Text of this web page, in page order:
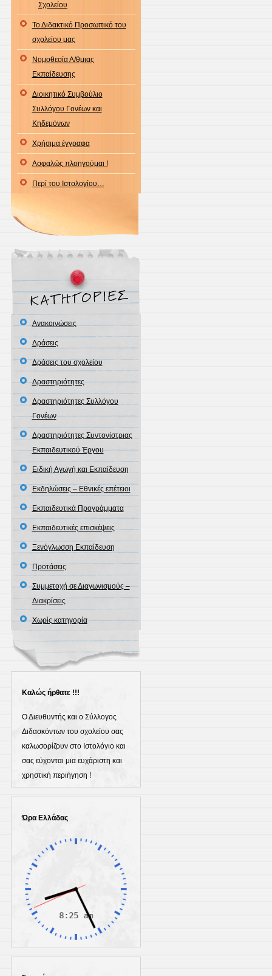
Σχολείου
Το Διδακτικό Προσωπικό του
σχολείου μας
Νομοθεσία Α/θμιας
Εκπαίδευσης
Διοικητικό Συμβούλιο
Συλλόγου Γονέων και
Κηδεμόνων
Χρήσιμα έγγραφα
Ασφαλώς πλοηγούμαι !
Περί του Ιστολογίου…
Ανακοινώσεις
Δράσεις
Δράσεις του σχολείου
Δραστηριότητες
Δραστηριότητες Συλλόγου
Γονέων
Δραστηριότητες Συντονίστριας
Εκπαιδευτικού Έργου
Ειδική Αγωγή και Εκπαίδευση
Εκδηλώσεις – Εθνικές επέτειοι
Εκπαιδευτικά Προγράμματα
Εκπαιδευτικές επισκέψεις
Ξενόγλωσση Εκπαίδευση
Προτάσεις
Συμμετοχή σε Διαγωνισμούς –
Διακρίσεις
Χωρίς κατηγορία
Καλώς ήρθατε !!!
Ο Διευθυντής και ο Σύλλογος
Διδασκόντων του σχολείου σας
καλωσορίζουν στο Ιστολόγιο και
σας εύχονται μια ευχάριστη και
χρηστική περιήγηση !
Ώρα Ελλάδας